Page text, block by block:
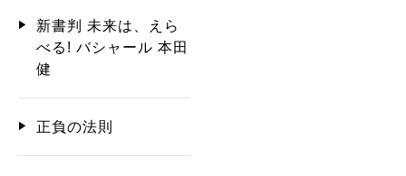
新書判 未来は、えら
べる! バシャール 本田
健
正負の法則